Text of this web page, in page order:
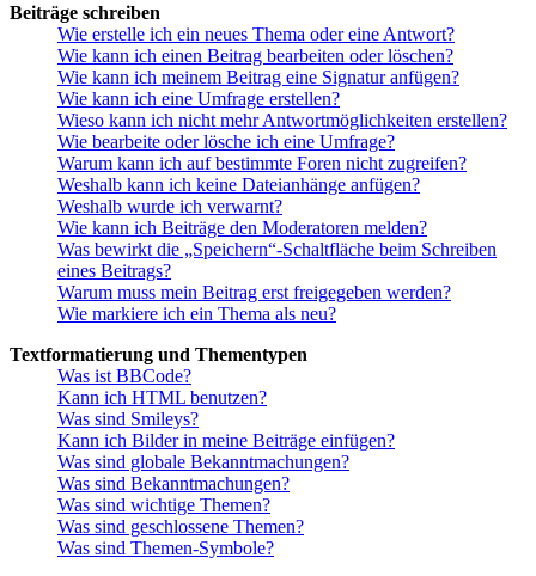
Beiträge schreiben
Wie erstelle ich ein neues Thema oder eine Antwort?
Wie kann ich einen Beitrag bearbeiten oder löschen?
Wie kann ich meinem Beitrag eine Signatur anfügen?
Wie kann ich eine Umfrage erstellen?
Wieso kann ich nicht mehr Antwortmöglichkeiten erstellen?
Wie bearbeite oder lösche ich eine Umfrage?
Warum kann ich auf bestimmte Foren nicht zugreifen?
Weshalb kann ich keine Dateianhänge anfügen?
Weshalb wurde ich verwarnt?
Wie kann ich Beiträge den Moderatoren melden?
Was bewirkt die „Speichern“-Schaltfläche beim Schreiben
eines Beitrags?
Warum muss mein Beitrag erst freigegeben werden?
Wie markiere ich ein Thema als neu?
Textformatierung und Thementypen
Was ist BBCode?
Kann ich HTML benutzen?
Was sind Smileys?
Kann ich Bilder in meine Beiträge einfügen?
Was sind globale Bekanntmachungen?
Was sind Bekanntmachungen?
Was sind wichtige Themen?
Was sind geschlossene Themen?
Was sind Themen-Symbole?